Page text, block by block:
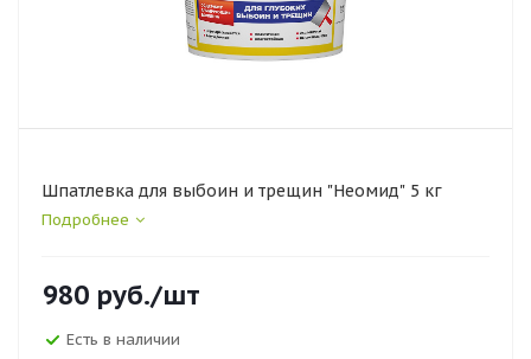
Шпатлевка для выбоин и трещин "Неомид" 5 кг
Подробнее
980 руб./шт
Есть в наличии